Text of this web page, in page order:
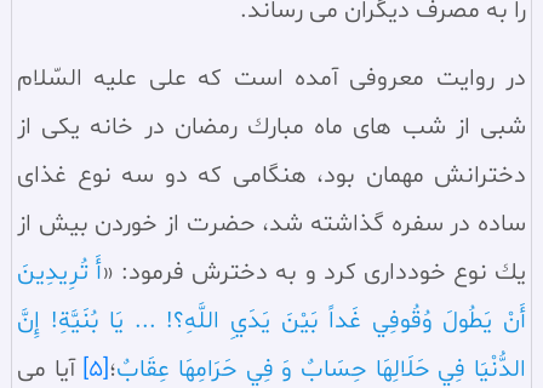
را به مصرف ديگران مى رساند.
در روايت معروفى آمده است كه على عليه السّلام
شبى از شب هاى ماه مبارك رمضان در خانه يكى از
دخترانش مهمان بود، هنگامى كه دو سه نوع غذاى
ساده در سفره گذاشته شد، حضرت از خوردن بيش از
يك نوع خوددارى كرد و به دخترش فرمود: «أَ تُرِيدِينَ
أَنْ يَطُولَ وُقُوفِي غَداً بَيْنَ يَدَيِ اللَّهِ؟!‏ ... يَا بُنَيَّةِ! إِنَّ
الدُّنْيَا فِي حَلَالِهَا حِسَابٌ وَ فِي حَرَامِهَا عِقَابٌ؛[5] آيا مى